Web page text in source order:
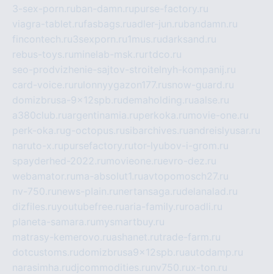
3-sex-porn.ruban-damn.rupurse-factory.ru
viagra-tablet.rufasbags.ruadler-jun.rubandamn.ru
fincontech.ru3sexporn.ru1mus.rudarksand.ru
rebus-toys.ru minelab-msk.ru rtdco.ru
seo-prodvizhenie-sajtov-stroitelnyh-kompanij.ru
card-voice.ru rulonnyygazon177.rusnow-guard.ru
domizbrusa-9x12spb.rudemaholding.ruaalse.ru
a380club.ruargentinamia.ruperkoka.ru movie-one.ru
perk-oka.rug-octopus.rusibarchives.ruandreislyusar.ru
naruto-x.rupursefactory.rutor-lyubov-i-grom.ru
spayderhed-2022.ru movieone.ruevro-dez.ru
webamator.ru ma-absolut1.ruavtopomosch27.ru
nv-750.ru news-plain.ru nertansaga.rudelanalad.ru
dizfiles.ruyoutubefree.ruaria-family.ru roadli.ru
planeta-samara.ru mysmartbuy.ru
matrasy-kemerovo.ruashanet.rutrade-farm.ru
dotcustoms.rudomizbrusa9x12spb.ruautodamp.ru
narasimha.rudjcommodities.ru nv750.rux-ton.ru